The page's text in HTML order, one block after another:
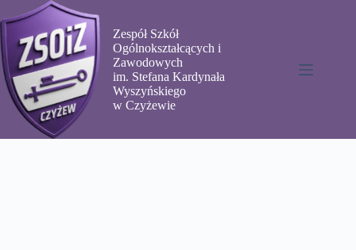
Przejdź
do
treści
Zespół Szkół
Ogólnokształcących i
Zawodowych
im. Stefana Kardynała
Wyszyńskiego
w Czyżewie